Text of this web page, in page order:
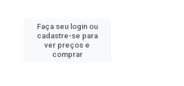
Faça seu login ou
cadastre-se para
ver preços e
comprar